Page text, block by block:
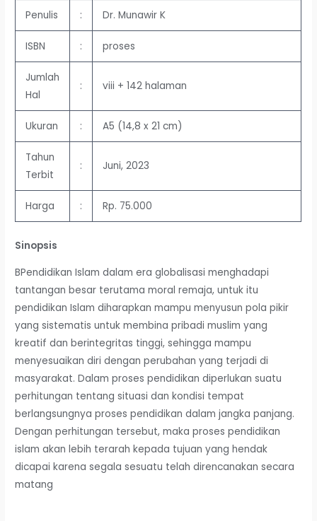
Penulis : Dr. Munawir K
ISBN : proses
Jumlah
Hal
: viii + 142 halaman
Ukuran : A5 (14,8 x 21 cm)
Tahun
Terbit
: Juni, 2023
Harga : Rp. 75.000
Sinopsis
BPendidikan Islam dalam era globalisasi menghadapi
tantangan besar terutama moral remaja, untuk itu
pendidikan Islam diharapkan mampu menyusun pola pikir
yang sistematis untuk membina pribadi muslim yang
kreatif dan berintegritas tinggi, sehingga mampu
menyesuaikan diri dengan perubahan yang terjadi di
masyarakat. Dalam proses pendidikan diperlukan suatu
perhitungan tentang situasi dan kondisi tempat
berlangsungnya proses pendidikan dalam jangka panjang.
Dengan perhitungan tersebut, maka proses pendidikan
islam akan lebih terarah kepada tujuan yang hendak
dicapai karena segala sesuatu telah direncanakan secara
matang